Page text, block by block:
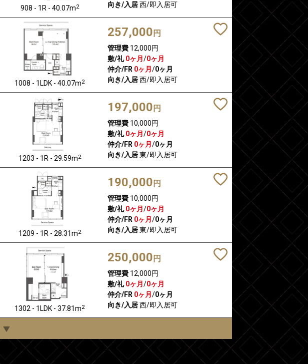
908 - 1R - 40.07m2
向き/入居西/即入居可
1008 - 1LDK - 40.07m2
257,000 円
管理費12,000円
敷/礼 0ヶ月 /0ヶ月
仲介/FR 0ヶ月 /0ヶ月
向き/入居西/即入居可
1203 - 1R - 29.59m2
197,000 円
管理費10,000円
敷/礼 0ヶ月 /0ヶ月
仲介/FR 0ヶ月 /0ヶ月
向き/入居東/即入居可
1209 - 1R - 28.31m2
190,000 円
管理費10,000円
敷/礼 0ヶ月 /0ヶ月
仲介/FR 0ヶ月 /0ヶ月
向き/入居東/即入居可
1302 - 1LDK - 37.81m2
250,000 円
管理費12,000円
敷/礼 0ヶ月 /0ヶ月
仲介/FR 0ヶ月 /0ヶ月
向き/入居西/即入居可